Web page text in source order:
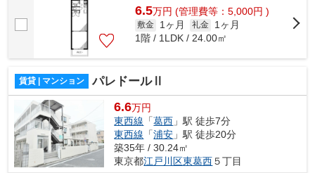
6.5万円 (管理費等：5,000円 )
敷金 1ヶ月 礼金
1ヶ月
1階 / 1LDK / 24.00㎡
賃貸 | マンション パレドールⅡ
6.6万円
東西線 「葛西 」駅 徒歩7分
東西線 「浦安 」駅 徒歩20分
築35年 / 30.24㎡
東京都江戸川区東葛西５丁目